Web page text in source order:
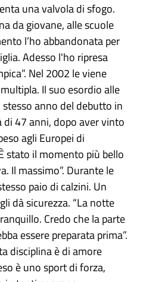
una valvola di sfogo.
da giovane, alle scuole
l’ho abbandonata per
Adesso l'ho ripresa
Nel 2002 le viene
Il suo esordio alle
anno del debutto in
di 47 anni, dopo aver vinto
agli Europei di
stato il momento più bello
Il massimo”. Durante le
paio di calzini. Un
dà sicurezza. “La notte
Credo che la parte
essere preparata prima”.
disciplina è di amore
è uno sport di forza,